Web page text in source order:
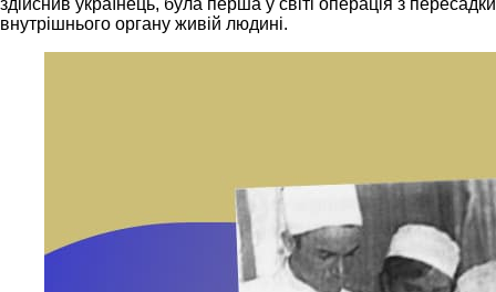
внутрішнього органу живій людині.